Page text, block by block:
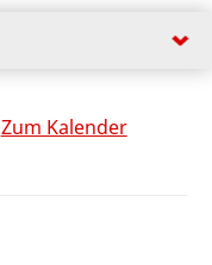
Zum Kalender